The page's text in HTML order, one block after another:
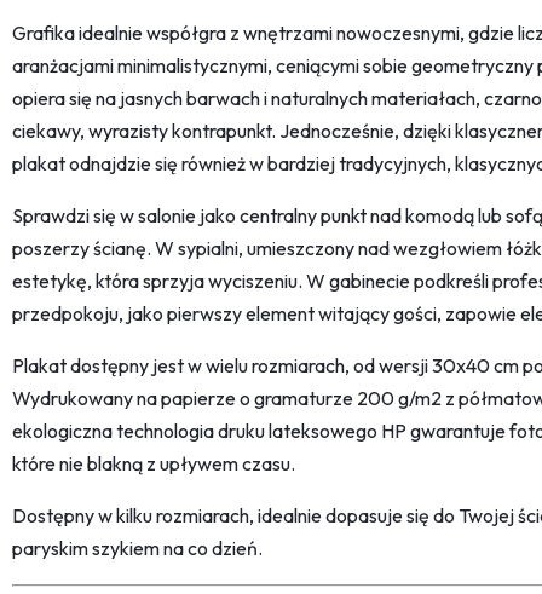
Grafika idealnie współgra z wnętrzami nowoczesnymi, gdzie
aranżacjami minimalistycznymi, ceniącymi sobie
opiera się na jasnych barwach i naturalnych materiałach,
ciekawy, wyrazisty kontrapunkt. Jednocześnie, dzięki
plakat odnajdzie się również w bardziej tradycyjnych,
Sprawdzi się w salonie jako centralny punkt nad komodą lub
poszerzy ścianę. W sypialni, umieszczony nad wezgłowiem
estetykę, która sprzyja wyciszeniu. W gabinecie podkreśli
przedpokoju, jako pierwszy element witający gości, zapowie
Plakat dostępny jest w wielu rozmiarach, od wersji 30x40 cm
Wydrukowany na papierze o gramaturze 200 g/m2 z
ekologiczna technologia druku lateksowego HP gwarantuje
które nie blakną z upływem czasu.
Dostępny w kilku rozmiarach, idealnie dopasuje się do Twojej
paryskim szykiem na co dzień.